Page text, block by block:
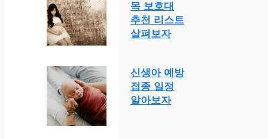
목 보호대
추천 리스트
살펴보자
신생아 예방
접종 일정
알아보자